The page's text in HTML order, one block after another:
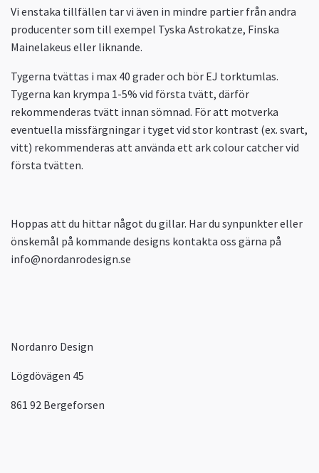
Vi enstaka tillfällen tar vi även in mindre partier från andra
producenter som till exempel Tyska Astrokatze, Finska
Mainelakeus eller liknande.
Tygerna tvättas i max 40 grader och bör EJ torktumlas.
Tygerna kan krympa 1-5% vid första tvätt, därför
rekommenderas tvätt innan sömnad. För att motverka
eventuella missfärgningar i tyget vid stor kontrast (ex. svart,
vitt) rekommenderas att använda ett ark colour catcher vid
första tvätten.
Hoppas att du hittar något du gillar. Har du synpunkter eller
önskemål på kommande designs kontakta oss gärna på
info@nordanrodesign.se
Nordanro Design
Lögdövägen 45
861 92 Bergeforsen